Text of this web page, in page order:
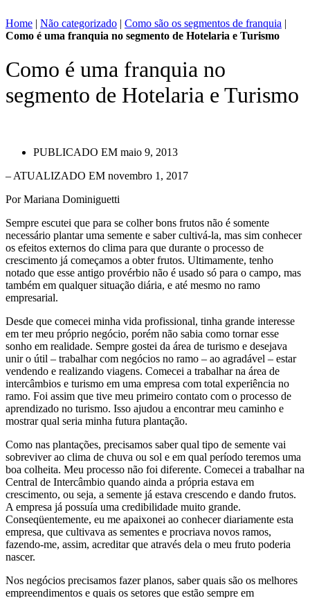
Home | Não categorizado | Como são os segmentos de franquia |
Como é uma franquia no segmento de Hotelaria e Turismo
Como é uma franquia no
segmento de Hotelaria e Turismo
PUBLICADO EM maio 9, 2013
– ATUALIZADO EM novembro 1, 2017
Por Mariana Dominiguetti
Sempre escutei que para se colher bons frutos não é somente
necessário plantar uma semente e saber cultivá-la, mas sim conhecer
os efeitos externos do clima para que durante o processo de
crescimento já começamos a obter frutos. Ultimamente, tenho
notado que esse antigo provérbio não é usado só para o campo, mas
também em qualquer situação diária, e até mesmo no ramo
empresarial.
Desde que comecei minha vida profissional, tinha grande interesse
em ter meu próprio negócio, porém não sabia como tornar esse
sonho em realidade. Sempre gostei da área de turismo e desejava
unir o útil – trabalhar com negócios no ramo – ao agradável – estar
vendendo e realizando viagens. Comecei a trabalhar na área de
intercâmbios e turismo em uma empresa com total experiência no
ramo. Foi assim que tive meu primeiro contato com o processo de
aprendizado no turismo. Isso ajudou a encontrar meu caminho e
mostrar qual seria minha futura plantação.
Como nas plantações, precisamos saber qual tipo de semente vai
sobreviver ao clima de chuva ou sol e em qual período teremos uma
boa colheita. Meu processo não foi diferente. Comecei a trabalhar na
Central de Intercâmbio quando ainda a própria estava em
crescimento, ou seja, a semente já estava crescendo e dando frutos.
A empresa já possuía uma credibilidade muito grande.
Conseqüentemente, eu me apaixonei ao conhecer diariamente esta
empresa, que cultivava as sementes e procriava novos ramos,
fazendo-me, assim, acreditar que através dela o meu fruto poderia
nascer.
Nos negócios precisamos fazer planos, saber quais são os melhores
empreendimentos e quais os setores que estão sempre em